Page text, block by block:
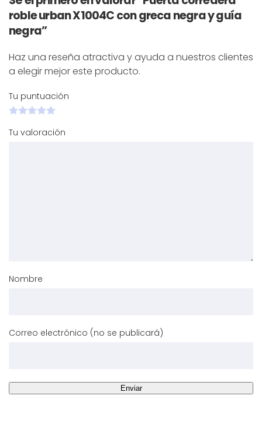
roble urban X1004C con greca negra y guía
negra”
Haz una reseña atractiva y ayuda a nuestros clientes
a elegir mejor este producto.
Tu puntuación
Tu valoración
Nombre
Correo electrónico (no se publicará)